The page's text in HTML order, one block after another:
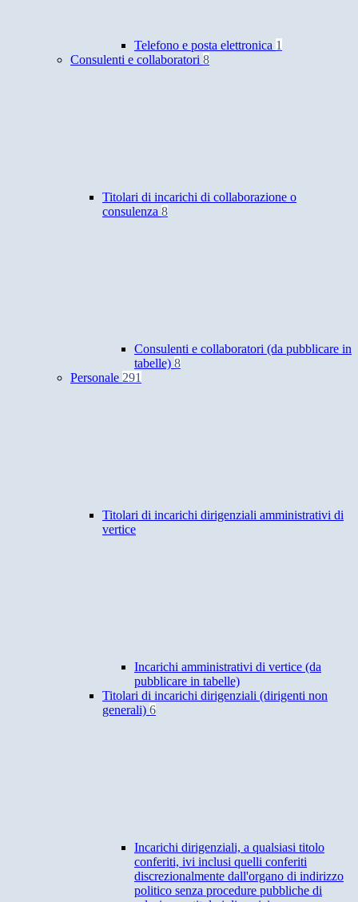
Telefono e posta elettronica 1
Consulenti e collaboratori 8
Titolari di incarichi di collaborazione o
consulenza 8
Consulenti e collaboratori (da pubblicare in
tabelle) 8
Personale 291
Titolari di incarichi dirigenziali amministrativi di
vertice
Incarichi amministrativi di vertice (da
pubblicare in tabelle)
Titolari di incarichi dirigenziali (dirigenti non
generali) 6
Incarichi dirigenziali, a qualsiasi titolo
conferiti, ivi inclusi quelli conferiti
discrezionalmente dall'organo di indirizzo
politico senza procedure pubbliche di